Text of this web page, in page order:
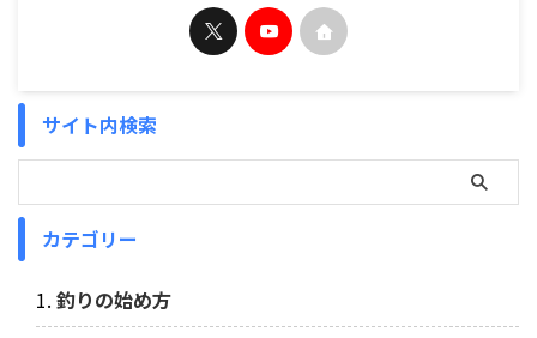
サイト内検索
カテゴリー
釣りの始め方